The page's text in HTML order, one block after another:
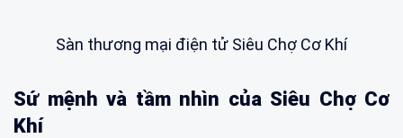
Sàn thương mại điện tử Siêu Chợ Cơ Khí
Sứ mệnh và tầm nhìn của Siêu Chợ Cơ
Khí